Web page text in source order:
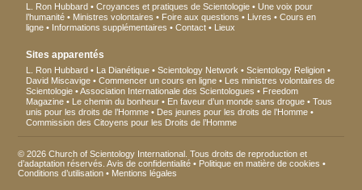
L. Ron Hubbard Croyances et pratiques de Scientologie
Une voix pour
l’humanité
Ministres volontaires Foire aux questions Livres
Cours en
ligne
Informations supplémentaires Contact Lieux
Sites apparentés
L. Ron Hubbard La Dianétique Scientology Network
Scientology Religion
David Miscavige
Commencer un cours en ligne
Les ministres volontaires de
Scientologie
Association Internationale des Scientologues
Freedom
Magazine
Le chemin du bonheur En faveur d’un monde sans drogue
Tous
unis pour les droits de l’Homme
Des jeunes pour les droits de l’Homme
Commission des Citoyens pour les Droits de l’Homme
© 2026 Church of Scientology International. Tous droits de reproduction et
d’adaptation réservés.Avis de confidentialité • Politique en matière de cookies •
Conditions d’utilisation • Mentions légales